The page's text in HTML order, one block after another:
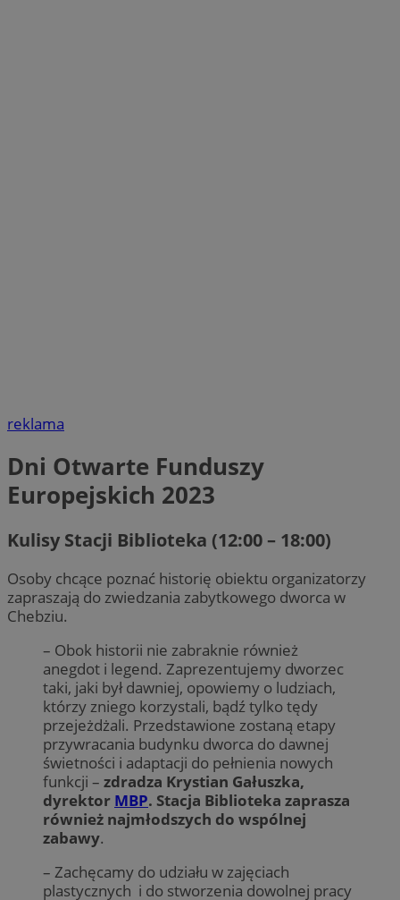
reklama
Dni Otwarte Funduszy
Europejskich 2023
Kulisy Stacji Biblioteka (12:00 – 18:00)
Osoby chcące poznać historię obiektu organizatorzy
zapraszają do zwiedzania zabytkowego dworca w
Chebziu.
– Obok historii nie zabraknie również
anegdot i legend. Zaprezentujemy dworzec
taki, jaki był dawniej, opowiemy o ludziach,
którzy zniego korzystali, bądź tylko tędy
przejeżdżali. Przedstawione zostaną etapy
przywracania budynku dworca do dawnej
świetności i adaptacji do pełnienia nowych
funkcji – zdradza Krystian Gałuszka,
dyrektor MBP. Stacja Biblioteka zaprasza
również najmłodszych do wspólnej
zabawy.
– Zachęcamy do udziału w zajęciach
plastycznych i do stworzenia dowolnej pracy